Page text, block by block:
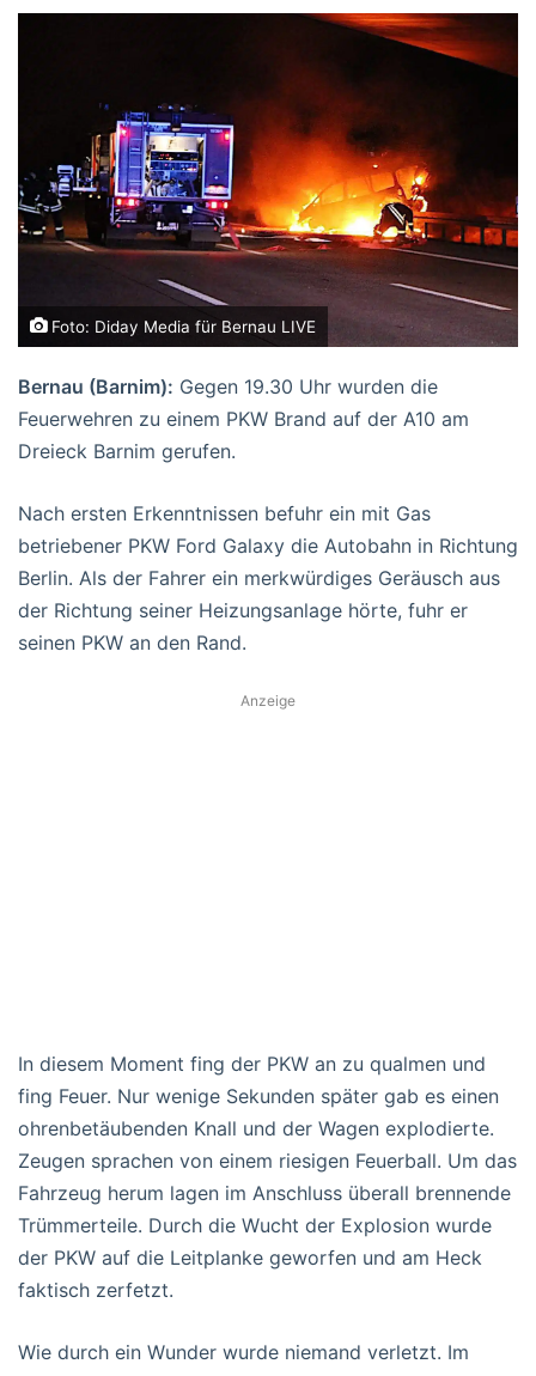
Foto: Diday Media für Bernau LIVE
Bernau (Barnim): Gegen 19.30 Uhr wurden die
Feuerwehren zu einem PKW Brand auf der A10 am
Dreieck Barnim gerufen.
Nach ersten Erkenntnissen befuhr ein mit Gas
betriebener PKW Ford Galaxy die Autobahn in Richtung
Berlin. Als der Fahrer ein merkwürdiges Geräusch aus
der Richtung seiner Heizungsanlage hörte, fuhr er
seinen PKW an den Rand.
Anzeige
In diesem Moment fing der PKW an zu qualmen und
fing Feuer. Nur wenige Sekunden später gab es einen
ohrenbetäubenden Knall und der Wagen explodierte.
Zeugen sprachen von einem riesigen Feuerball. Um das
Fahrzeug herum lagen im Anschluss überall brennende
Trümmerteile. Durch die Wucht der Explosion wurde
der PKW auf die Leitplanke geworfen und am Heck
faktisch zerfetzt.
Wie durch ein Wunder wurde niemand verletzt. Im